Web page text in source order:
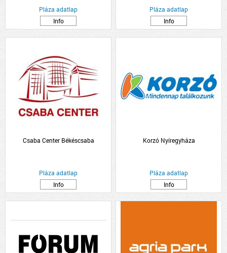
Pláza adatlap
Info
Pláza adatlap
Info
Csaba Center Békéscsaba
Pláza adatlap
Info
Korzó Nyíregyháza
Pláza adatlap
Info